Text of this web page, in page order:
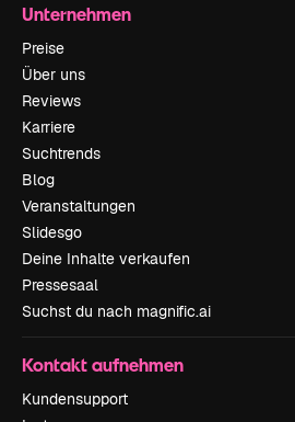
Unternehmen
Preise
Über uns
Reviews
Karriere
Suchtrends
Blog
Veranstaltungen
Slidesgo
Deine Inhalte verkaufen
Pressesaal
Suchst du nach magnific.ai
Kontakt aufnehmen
Kundensupport